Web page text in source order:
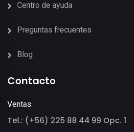
Centro de ayuda
Preguntas frecuentes
Blog
Contacto
Ventas:
Tel.: (+56) 225 88 44 99 Opc. 1